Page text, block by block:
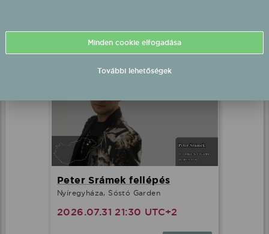
Részletek
Peter Srámek fellépés
Nyíregyháza, Sóstó Garden
2026.07.31 21:30 UTC+2
Minden cookie elfogadása
További lehetőségek